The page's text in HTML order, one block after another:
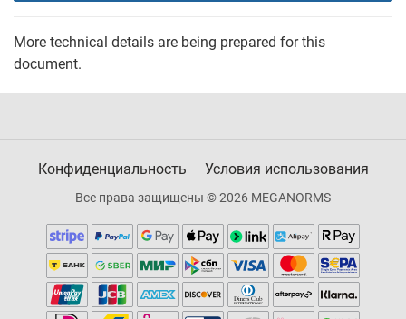
More technical details are being prepared for this
document.
Конфиденциальность Условия использования
Все права защищены © 2026 MEGANORMS